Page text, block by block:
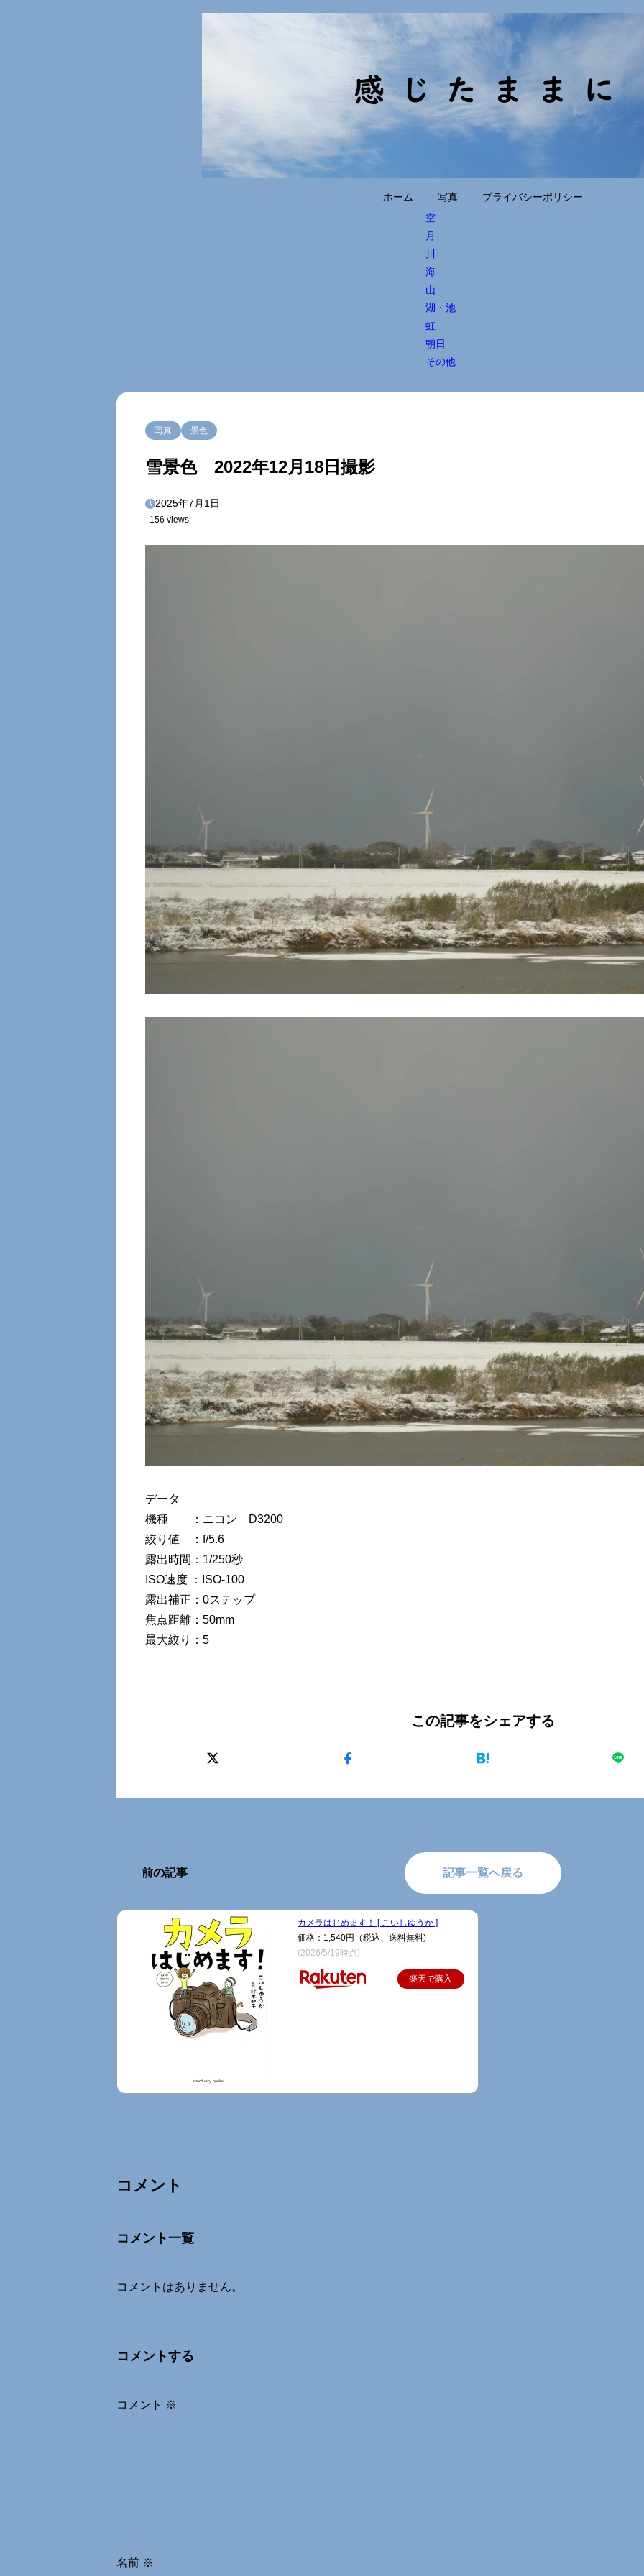
ホーム
写真
空
月
川
海
山
湖・池
虹
朝日
その他
プライバシーポリシー
写真 景色
雪景色 2022年12月18日撮影
2025年7月1日
156 views
データ
機種 ：ニコン D3200
絞り値 ：f/5.6
露出時間：1/250秒
ISO速度 ：ISO-100
露出補正：0ステップ
焦点距離：50mm
最大絞り：5
この記事をシェアする
前の記事 記事一覧へ戻る
カメラはじめます！ [ こいしゆうか ]
価格：1,540円（税込、送料無料)
(2026/5/19時点)
楽天で購入
コメント
コメント一覧
コメントはありません。
コメントする
コメント ※
名前 ※